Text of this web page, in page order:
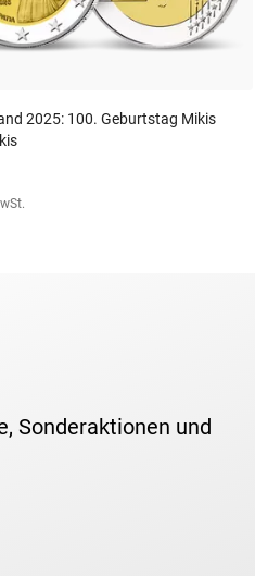
2025: 100. Geburtstag Mikis
Sonderaktionen und